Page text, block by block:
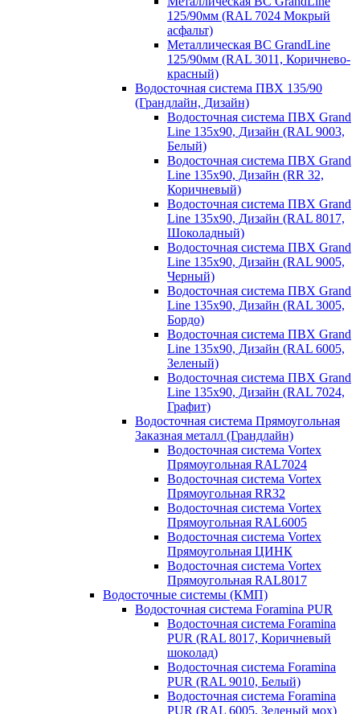
125/90мм (RAL 7024 Мокрый
асфальт)
Металлическая ВС GrandLine
125/90мм (RAL 3011, Коричнево-
красный)
Водосточная система ПВХ 135/90
(Грандлайн, Дизайн)
Водосточная система ПВХ Grand
Line 135х90, Дизайн (RAL 9003,
Белый)
Водосточная система ПВХ Grand
Line 135х90, Дизайн (RR 32,
Коричневый)
Водосточная система ПВХ Grand
Line 135х90, Дизайн (RAL 8017,
Шоколадный)
Водосточная система ПВХ Grand
Line 135х90, Дизайн (RAL 9005,
Черный)
Водосточная система ПВХ Grand
Line 135х90, Дизайн (RAL 3005,
Бордо)
Водосточная система ПВХ Grand
Line 135х90, Дизайн (RAL 6005,
Зеленый)
Водосточная система ПВХ Grand
Line 135х90, Дизайн (RAL 7024,
Графит)
Водосточная система Прямоугольная
Заказная металл (Грандлайн)
Водосточная система Vortex
Прямоугольная RAL7024
Водосточная система Vortex
Прямоугольная RR32
Водосточная система Vortex
Прямоугольная RAL6005
Водосточная система Vortex
Прямоугольная ЦИНК
Водосточная система Vortex
Прямоугольная RAL8017
Водосточные системы (КМП)
Водосточная система Foramina PUR
Водосточная система Foramina
PUR (RAL 8017, Коричневый
шоколад)
Водосточная система Foramina
PUR (RAL 9010, Белый)
Водосточная система Foramina
PUR (RAL 6005, Зеленый мох)